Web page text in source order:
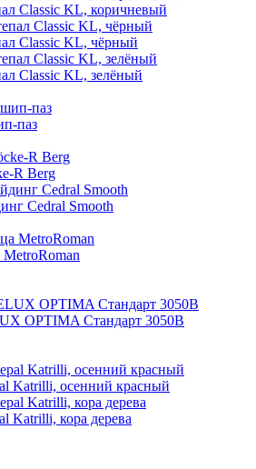
Classic KL, коричневый
Classic KL, чёрный
Classic KL, зелёный
паз
R Berg
Cedral Smooth
OPTIMA Стандарт 3050B
Katrilli, осенний красный
Katrilli, кора дерева